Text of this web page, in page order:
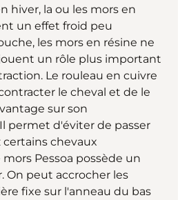
hiver, la ou les mors en
un effet froid peu
les mors en résine ne
un rôle plus important
Le rouleau en cuivre
le cheval et de le
sur son
permet d'éviter de passer
certains chevaux
Pessoa possède un
On peut accrocher les
fixe sur l'anneau du bas